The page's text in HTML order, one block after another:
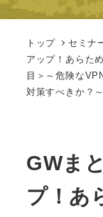
トップ セミナ
アップ！あらた
目＞～危険な
対策すべきか？～
GWま
プ！あ